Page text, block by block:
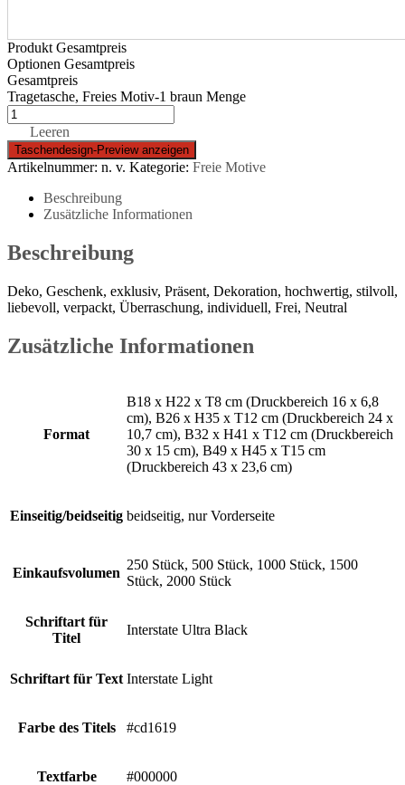
Produkt Gesamtpreis
Optionen Gesamtpreis
Gesamtpreis
Tragetasche, Freies Motiv-1 braun Menge
Leeren
Artikelnummer: n. v. Kategorie: Freie Motive
Beschreibung
Zusätzliche Informationen
Beschreibung
Deko, Geschenk, exklusiv, Präsent, Dekoration, hochwertig, stilvoll,
liebevoll, verpackt, Überraschung, individuell, Frei, Neutral
Zusätzliche Informationen
Format
B18 x H22 x T8 cm (Druckbereich 16 x 6,8
cm), B26 x H35 x T12 cm (Druckbereich 24 x
10,7 cm), B32 x H41 x T12 cm (Druckbereich
30 x 15 cm), B49 x H45 x T15 cm
(Druckbereich 43 x 23,6 cm)
Einseitig/beidseitig beidseitig, nur Vorderseite
Einkaufsvolumen
250 Stück, 500 Stück, 1000 Stück, 1500
Stück, 2000 Stück
Schriftart für
Titel
Interstate Ultra Black
Schriftart für Text Interstate Light
Farbe des Titels #cd1619
Textfarbe #000000